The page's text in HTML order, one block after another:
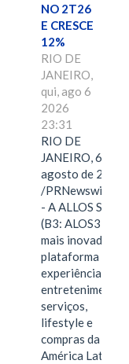
NO 2T26
E CRESCE
12%
RIO DE
JANEIRO,
qui, ago 6
2026
23:31
RIO DE
JANEIRO, 6 de
agosto de 2026
/PRNewswire/ -
- A ALLOS S.A.
(B3: ALOS3), a
mais inovadora
plataforma de
experiências,
entretenimento,
serviços,
lifestyle e
compras da
América Latina